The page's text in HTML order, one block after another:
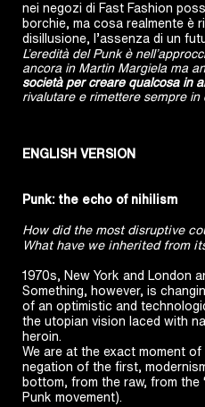
nei negozi di Fast Fashion
borchie, ma cosa realmente è
disillusione, l’assenza di un
L’eredità del Punk è
ancora in Martin Margiela ma
società per creare qualcosa in
rivalutare e rimettere sempre
ENGLISH VERSION
Punk: the echo of nihilism
How did the most disruptive
What have we inherited from
1970s, New York and London
Something, however, is
of an optimistic and
the utopian vision laced with
heroin.
We are at the exact moment
negation of the first,
bottom, from the raw, from
Punk movement).